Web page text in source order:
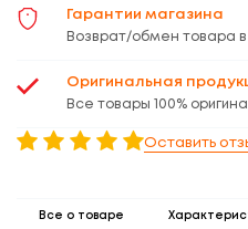
Гарантии магазина
Возврат/обмен товара в
Оригинальная
Все товары 100%
Оставить
Все о товаре